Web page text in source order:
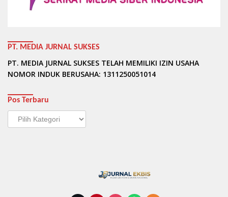
PT. MEDIA JURNAL SUKSES
PT. MEDIA JURNAL SUKSES TELAH MEMILIKI IZIN USAHA
NOMOR INDUK BERUSAHA: 1311250051014
Pos Terbaru
Pos
Terbaru